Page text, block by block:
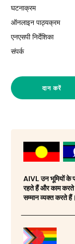
घटनाक्रम
ऑनलाइन पाठ्यक्रम
एनएसपी निर्देशिका
संपर्क
दान करें
AIVL उन भूमियों के
रहते हैं और काम करते
सम्मान व्यक्त करते